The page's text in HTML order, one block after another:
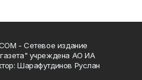
- Сетевое издание
учреждена АО ИА
Шарафутдинов Руслан